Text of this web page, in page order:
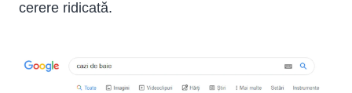
cerere ridicată.